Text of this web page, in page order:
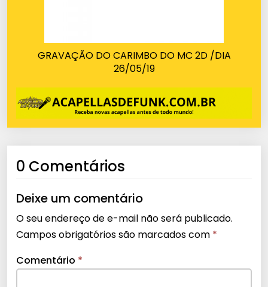
GRAVAÇÃO DO CARIMBO DO MC 2D /DIA
26/05/19
0 Comentários
Deixe um comentário
O seu endereço de e-mail não será publicado.
Campos obrigatórios são marcados com *
Comentário *